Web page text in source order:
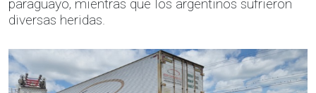
paraguayo, mientras que los argentinos sufrieron
diversas heridas.